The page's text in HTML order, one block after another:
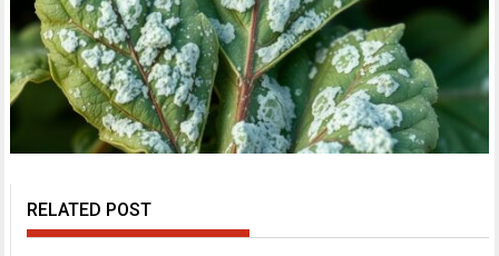
RELATED POST